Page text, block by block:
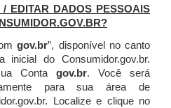
EDITAR DADOS PESSOAIS
gov.br”, disponível no canto
inicial do Consumidor.gov.br.
Conta gov.br. Você será
para sua área de
Localize e clique no